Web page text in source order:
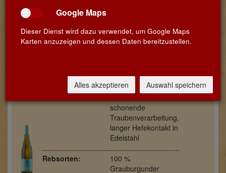
Winzer / Weingut:
Steitz
Region / Land:
Rheinhessen -
Zertifikatsnummer:
schonende
Traubenverarbeitung,
langer Hefekontakt in
Edelstahl
Rebsorten:
100 %
Grauburgunder
Google Maps
Dieser Dienst wird dazu verwendet, um Google Maps
Karten anzuzeigen und dessen Daten bereitzustellen.
Alles akzeptieren Auswahl speichern